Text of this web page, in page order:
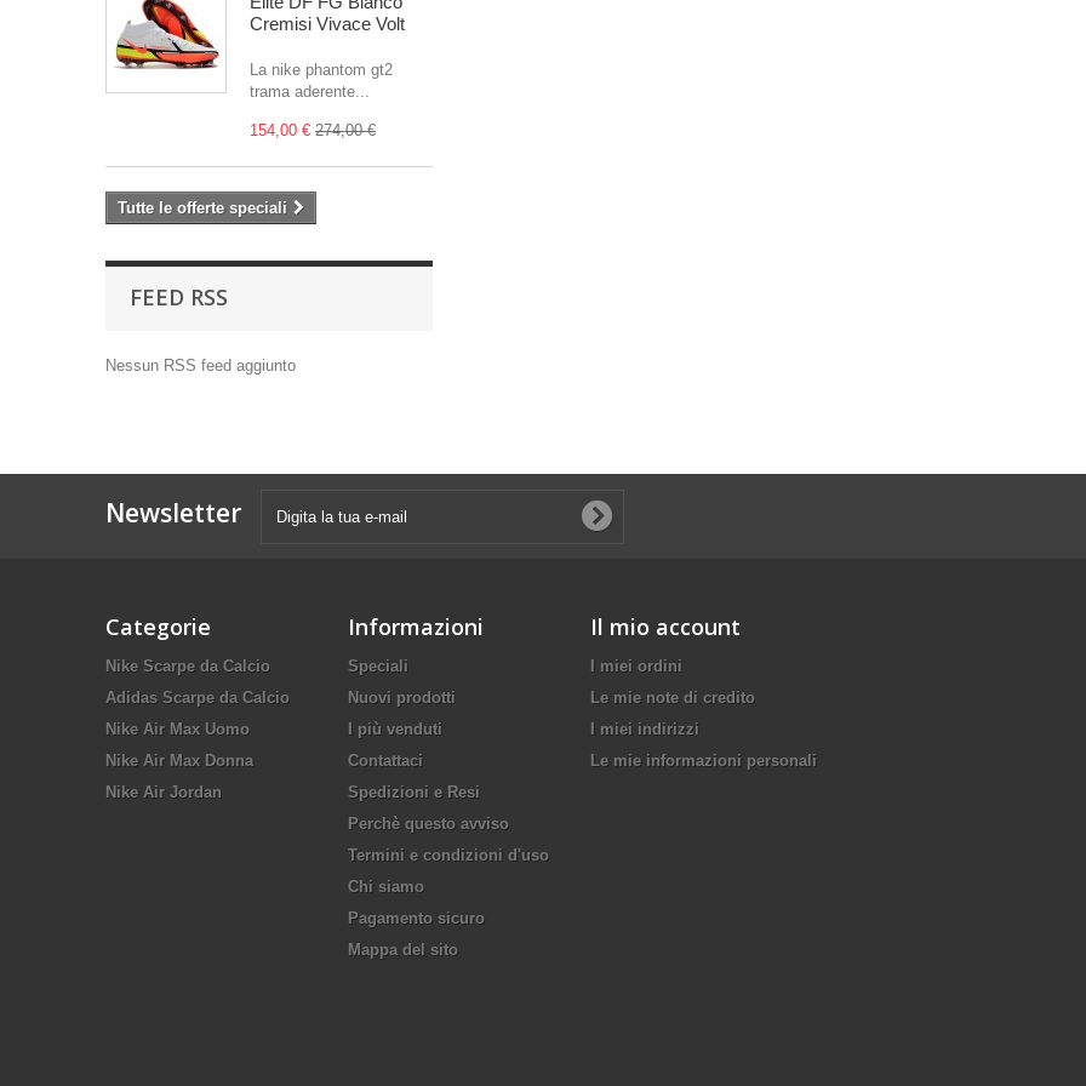
Cremisi Vivace Volt
La nike phantom gt2
trama aderente...
154,00 € 274,00 €
Tutte le offerte speciali
FEED RSS
Nessun RSS feed aggiunto
Newsletter
Categorie
Nike Scarpe da Calcio
Adidas Scarpe da Calcio
Nike Air Max Uomo
Nike Air Max Donna
Nike Air Jordan
Informazioni
Speciali
Nuovi prodotti
I più venduti
Contattaci
Spedizioni e Resi
Perchè questo avviso
Termini e condizioni d'uso
Chi siamo
Pagamento sicuro
Mappa del sito
Il mio account
I miei ordini
Le mie note di credito
I miei indirizzi
Le mie informazioni personali